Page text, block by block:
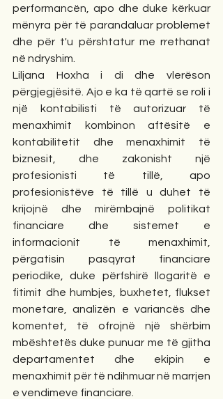
performancën, apo dhe duke kërkuar
mënyra për të parandaluar problemet
dhe për t'u përshtatur me rrethanat
në ndryshim.
Liljana Hoxha i di dhe vlerëson
përgjegjësitë. Ajo e ka të qartë se roli i
një kontabilisti të autorizuar të
menaxhimit kombinon aftësitë e
kontabilitetit dhe menaxhimit të
biznesit, dhe zakonisht një
profesionisti të tillë, apo
profesionistëve të tillë u duhet të
krijojnë dhe mirëmbajnë politikat
financiare dhe sistemet e
informacionit të menaxhimit,
përgatisin pasqyrat financiare
periodike, duke përfshirë llogaritë e
fitimit dhe humbjes, buxhetet, flukset
monetare, analizën e variancës dhe
komentet, të ofrojnë një shërbim
mbështetës duke punuar me të gjitha
departamentet dhe ekipin e
menaxhimit për të ndihmuar në marrjen
e vendimeve financiare.